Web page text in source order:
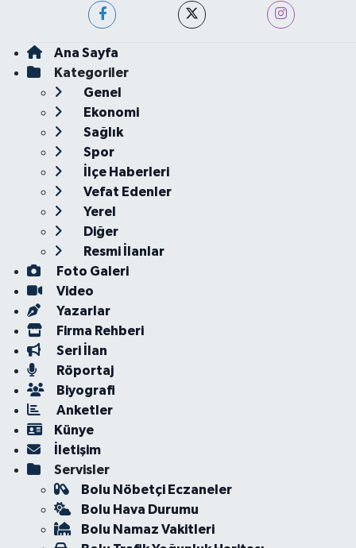
Ana Sayfa
Kategoriler
Genel
Ekonomi
Sağlık
Spor
İlçe Haberleri
Vefat Edenler
Yerel
Diğer
Resmi İlanlar
Foto Galeri
Video
Yazarlar
Firma Rehberi
Seri İlan
Röportaj
Biyografi
Anketler
Künye
İletişim
Servisler
Bolu Nöbetçi Eczaneler
Bolu Hava Durumu
Bolu Namaz Vakitleri